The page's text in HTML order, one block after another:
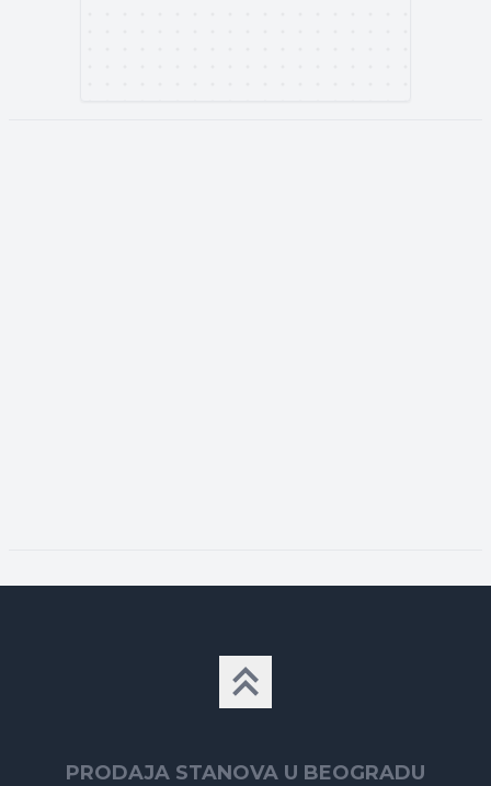
PRODAJA STANOVA U BEOGRADU